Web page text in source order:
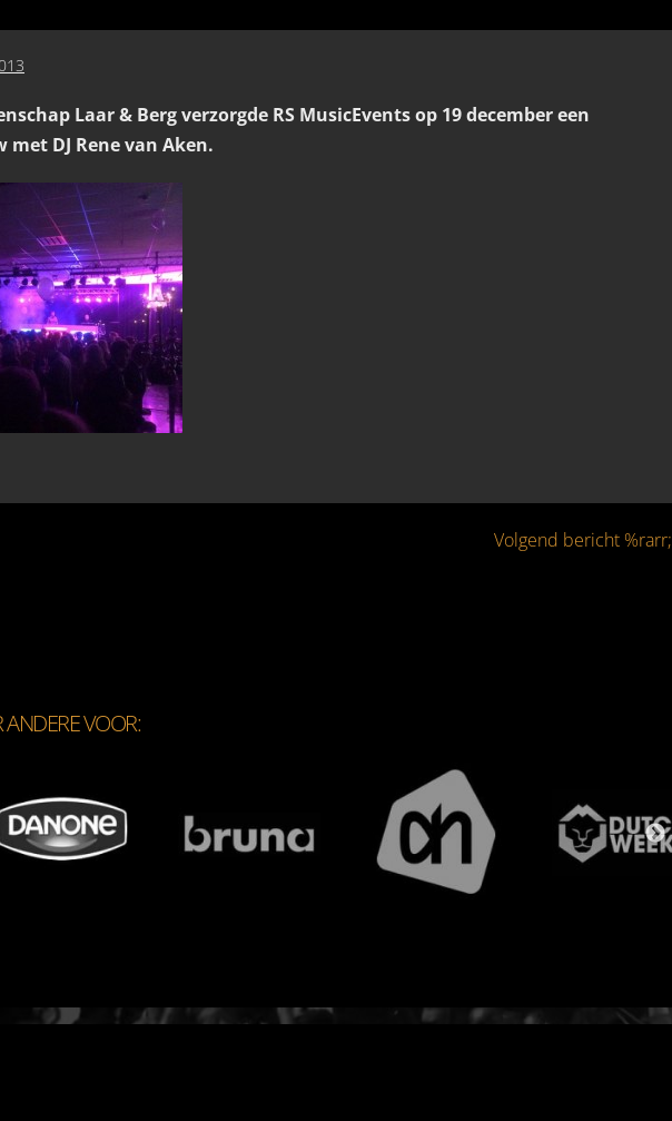
Laar & Berg verzorgde RS MusicEvents op 19 december een
DJ Rene van Aken.
Volgend bericht %rarr;
ANDERE VOOR: